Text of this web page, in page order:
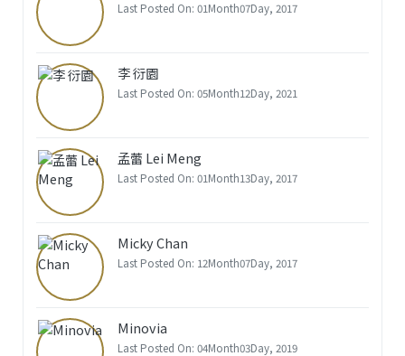
Last Posted On: 01Month07Day, 2017
李 衍園
Last Posted On: 05Month12Day, 2021
孟蕾 Lei Meng
Last Posted On: 01Month13Day, 2017
Micky Chan
Last Posted On: 12Month07Day, 2017
Minovia
Last Posted On: 04Month03Day, 2019